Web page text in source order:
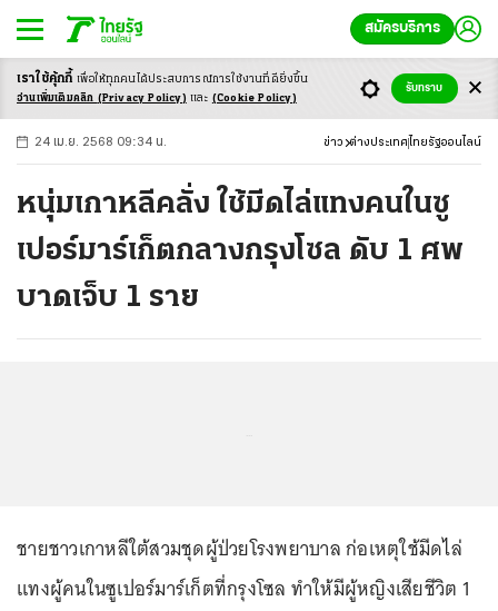
สมัครบริการ
-ก ก ก+
24 เม.ย. 2568 09:34 น. ข่าว ต่างประเทศ ไทยรัฐออนไลน์
หนุ่มเกาหลีคลั่ง ใช้มีดไล่แทงคนในซู
เปอร์มาร์เก็ตกลางกรุงโซล ดับ 1 ศพ
บาดเจ็บ 1 ราย
ชายชาวเกาหลีใต้สวมชุดผู้ป่วยโรงพยาบาล ก่อเหตุใช้มีดไล่
แทงผู้คนในซูเปอร์มาร์เก็ตที่กรุงโซล ทำให้มีผู้หญิงเสียชีวิต 1
เราใช้คุ้กกี้ เพื่อให้ทุกคนได้ประสบการณ์การใช้งานที่ดียิ่งขึ้น
อ่านเพิ่มเติมคลิก (Privacy Policy) และ (Cookie Policy)
รับทราบ